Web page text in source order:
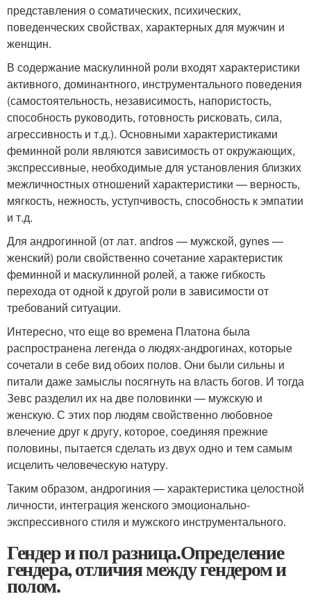
представления о соматических, психических,
поведенческих свойствах, характерных для мужчин и
женщин.
В содержание маскулинной роли входят характеристики
активного, доминантного, инструментального поведения
(самостоятельность, независимость, напористость,
способность руководить, готовность рисковать, сила,
агрессивность и т.д.). Основными характеристиками
феминной роли являются зависимость от окружающих,
экспрессивные, необходимые для установления близких
межличностных отношений характеристики — верность,
мягкость, нежность, уступчивость, способность к эмпатии
и т.д.
Для андрогинной (от лат. andros — мужской, gynes —
женский) роли свойственно сочетание характеристик
феминной и маскулинной ролей, а также гибкость
перехода от одной к другой роли в зависимости от
требований ситуации.
Интересно, что еще во времена Платона была
распространена легенда о людях-андрогинах, которые
сочетали в себе вид обоих полов. Они были сильны и
питали даже замыслы посягнуть на власть богов. И тогда
Зевс разделил их на две половинки — мужскую и
женскую. С этих пор людям свойственно любовное
влечение друг к другу, которое, соединяя прежние
половины, пытается сделать из двух одно и тем самым
исцелить человеческую натуру.
Таким образом, андрогиния — характеристика целостной
личности, интеграция женского эмоционально-
экспрессивного стиля и мужского инструментального.
Гендер и пол разница.Определение
гендера, отличия между гендером и
полом.